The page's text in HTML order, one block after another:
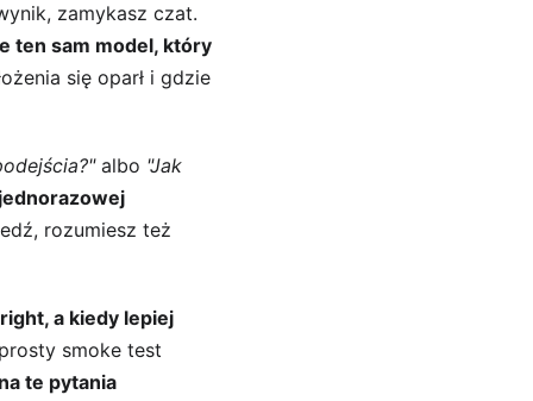
zamykasz czat.
ten sam model, który
się oparł i gdzie
albo "Jak
rozumiesz też
a kiedy lepiej
smoke test
te pytania